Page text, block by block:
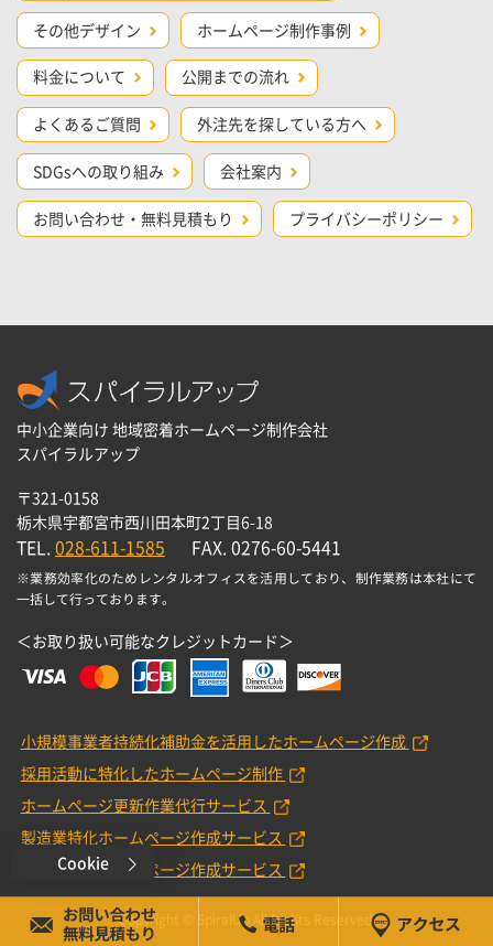
その他デザイン ホームページ制作事例
料金について 公開までの流れ
よくあるご質問 外注先を探している方へ
SDGsへの取り組み 会社案内
お問い合わせ・無料見積もり プライバシーポリシー
中小企業向け 地域密着ホームページ制作会社
スパイラルアップ
〒321-0158
栃木県宇都宮市西川田本町2丁目6-18
TEL.028-611-1585 FAX. 0276-60-5441
※業務効率化のためレンタルオフィスを活用しており、制作業務は本社にて
一括して行っております。
＜お取り扱い可能なクレジットカード＞
小規模事業者持続化補助金を活用したホームページ作成
採用活動に特化したホームページ制作
ホームページ更新作業代行サービス
製造業特化ホームページ作成サービス
工務店特化ホームページ作成サービス
Copyright © SpiralUp All Rights Reserved.
Cookie